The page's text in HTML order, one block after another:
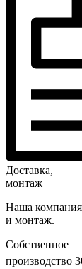
Доставка,
монтаж
Наша компания
и монтаж.
Собственное
производство